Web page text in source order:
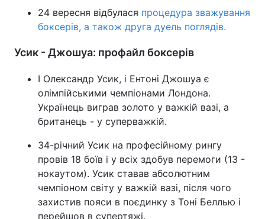
24 вересня відбулася процедура зважування
боксерів, а також друга дуель поглядів.
Усик - Джошуа: профайл боксерів
І Олександр Усик, і Ентоні Джошуа є
олімпійськими чемпіонами Лондона.
Українець виграв золото у важкій вазі, а
британець - у суперважкій.
34-річний Усик на професійному рингу
провів 18 боїв і у всіх здобув перемоги (13 -
нокаутом). Усик ставав абсолютним
чемпіоном світу у важкій вазі, після чого
захистив пояси в поєдинку з Тоні Беллью і
перейшов в супертяжі.